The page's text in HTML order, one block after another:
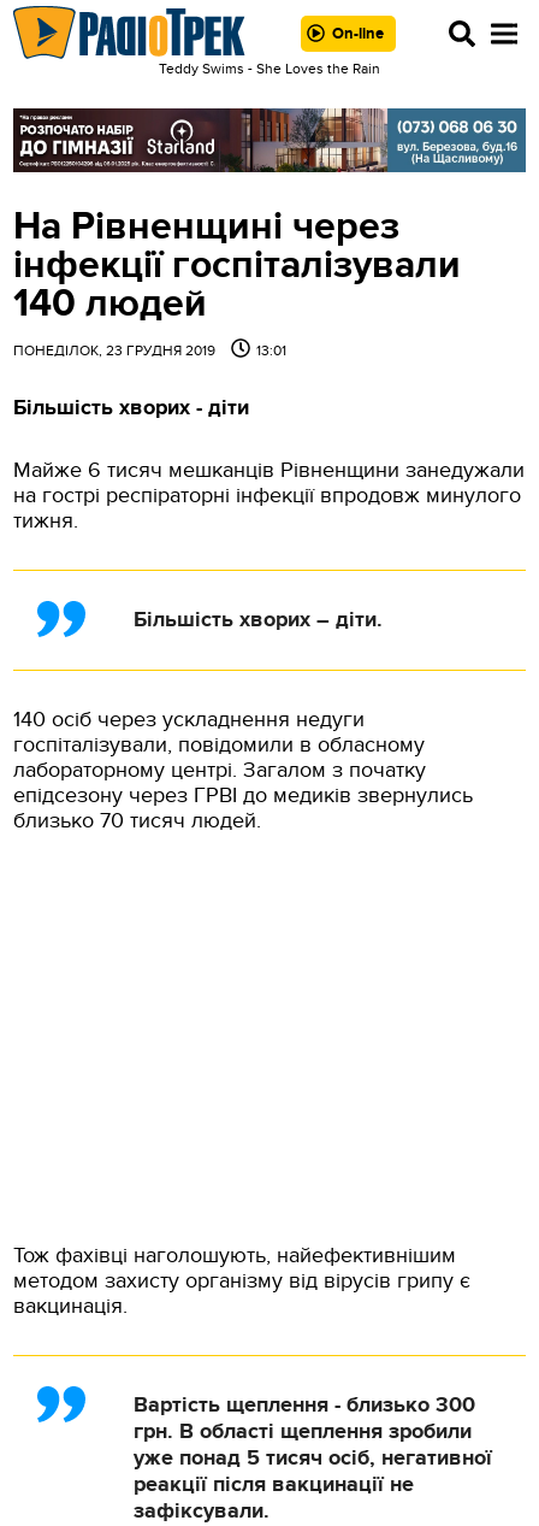
On-line
Teddy Swims - She Loves the Rain
На Рівненщині через
інфекції госпіталізували
140 людей
ПОНЕДІЛОК, 23 ГРУДНЯ 2019 13:01
Більшість хворих - діти
Майже 6 тисяч мешканців Рівненщини занедужали
на гострі респіраторні інфекції впродовж минулого
тижня.
Більшість хворих – діти.
140 осіб через ускладнення недуги
госпіталізували, повідомили в обласному
лабораторному центрі. Загалом з початку
епідсезону через ГРВІ до медиків звернулись
близько 70 тисяч людей.
Тож фахівці наголошують, найефективнішим
методом захисту організму від вірусів грипу є
вакцинація.
Вартість щеплення - близько 300
грн. В області щеплення зробили
уже понад 5 тисяч осіб, негативної
реакції після вакцинації не
зафіксували.